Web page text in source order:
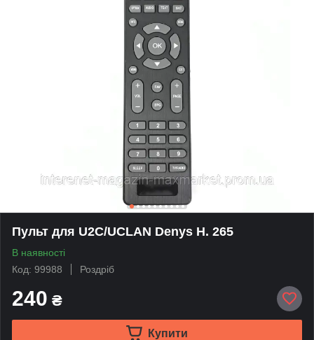
Пульт для U2C/UCLAN Denys H. 265
В наявності
Код: 99988
Роздріб
240 ₴
Купити